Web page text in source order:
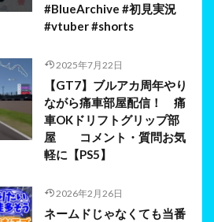
#BlueArchive #初見実況
#vtuber #shorts
2025年7月22日
【GT7】ブルアカ周年やり
ながら痛車部屋配信！ 痛
車OKドリフトグリップ部
屋 コメント・質問お気
軽に【PS5】
2026年2月26日
ネームドじゃなくても当番